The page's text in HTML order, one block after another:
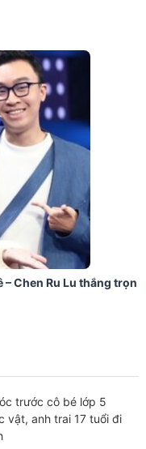
– Chen Ru Lu thắng trọn
trước cô bé lớp 5
vật, anh trai 17 tuổi đi